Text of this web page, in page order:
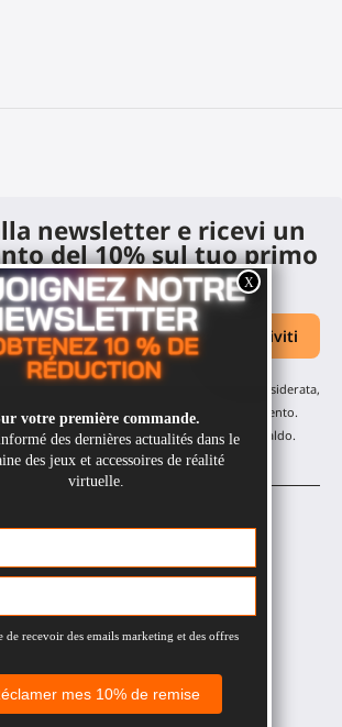
newsletter e ricevi un
del 10% sul tuo primo
ordine
mensili e offerte: nessuna email indesiderata,
Puoi annullare l'iscrizione in qualsiasi momento.
su tutti i nostri prodotti, esclusi gli articoli in saldo.
Accessori VR
Gunstock ProVolver
Gunstock Starter
ProStraps sleeves
ProTas joystick